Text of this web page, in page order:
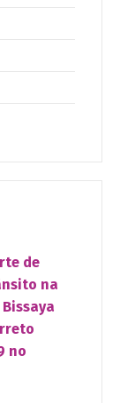
de
na
Bissaya
no